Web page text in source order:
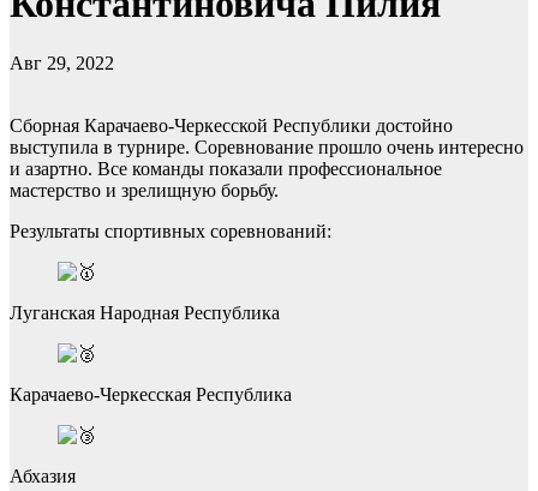
Авг 29, 2022
Сборная Карачаево-Черкесской Республики достойно
выступила в турнире. Соревнование прошло очень интересно
и азартно. Все команды показали профессиональное
мастерство и зрелищную борьбу.
Результаты спортивных соревнований:
Луганская Народная Республика
Карачаево-Черкесская Республика
Абхазия